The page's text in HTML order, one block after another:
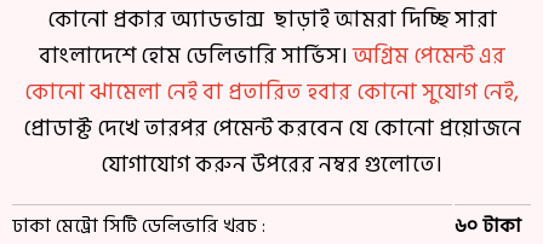
কোনো প্রকার অ্যাডভান্স ছাড়াই আমরা দিচ্ছি সারা
বাংলাদেশে হোম ডেলিভারি সার্ভিস।অগ্রিম পেমেন্ট এর
কোনো ঝামেলা নেই বা প্রতারিত হবার কোনো সুযোগ নেই,
প্রোডাক্ট দেখে তারপর পেমেন্ট করবেন যে কোনো প্রয়োজনে
যোগাযোগ করুন উপরের নম্বর গুলোতে।
ঢাকা মেট্রো সিটি ডেলিভারি খরচ :
৬০ টাকা